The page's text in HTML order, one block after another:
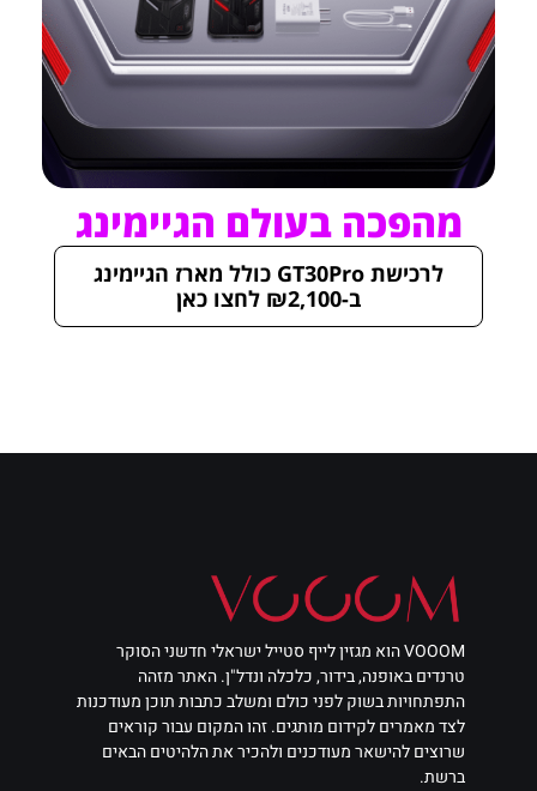
מהפכה בעולם הגיימינג
לרכישת GT30Pro כולל מארז הגיימינג
ב-₪2,100 לחצו כאן
VOOOM הוא מגזין לייף סטייל ישראלי חדשני הסוקר
טרנדים באופנה, בידור, כלכלה ונדל"ן. האתר מזהה
התפתחויות בשוק לפני כולם ומשלב כתבות תוכן מעודכנות
לצד מאמרים לקידום מותגים. זהו המקום עבור קוראים
שרוצים להישאר מעודכנים ולהכיר את הלהיטים הבאים
ברשת.